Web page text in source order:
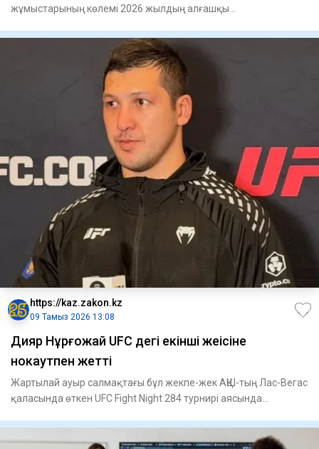
жұмыстарының көлемі 2026 жылдың алғашқы
https://kaz.zakon.kz
09 Тамыз 2026 13:08
Дияр Нұрғожай UFC дегі екінші жеңісіне
нокаутпен жетті
Жартылай ауыр салмақтағы бұл жекпе-жек АҚШ-тың Лас-Вегас
қаласында өткен UFC Fight Night 284 турнирі аясында